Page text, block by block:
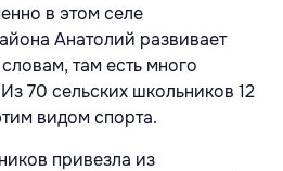
в этом селе
Анатолий развивает
там есть много
70 сельских школьников 12
видом спорта.
привезла из